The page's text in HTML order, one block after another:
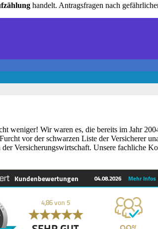
handelt. Antragsfragen nach
weniger! Wir waren es, die bereits im Jahr
vor der schwarzen Liste der Versicherer
Versicherungswirtschaft. Unsere fachliche